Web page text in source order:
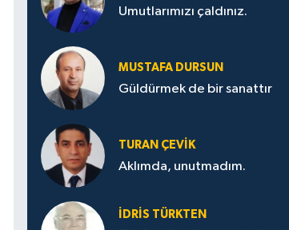
Umutlarımızı çaldınız.
MUSTAFA DURSUN
Güldürmek de bir sanattır
TURAN ÇEVİK
Aklımda, unutmadım.
İDRİS TÜRKTEN